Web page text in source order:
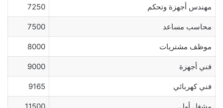
مهندس أجهزة وتحكم 7250
محاسب مساعد 7500
موظف مشتريات 8000
فني أجهزة 9000
فني كهربائي 9165